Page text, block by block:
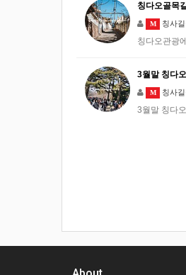
칭다오골목
M 칭사
칭다오관광
3월말 칭다
M 칭사
3월말 칭다